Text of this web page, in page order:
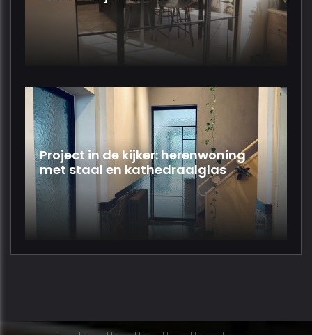
Project in de kijker: herenwoning
met staal en kathedraalglas